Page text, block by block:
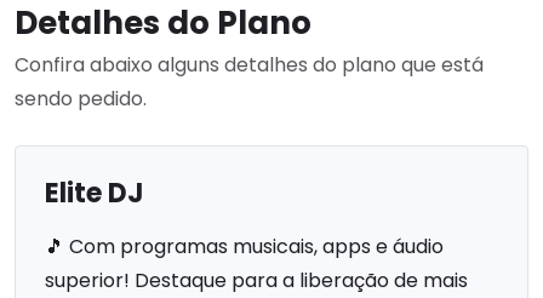
Detalhes do Plano
Confira abaixo alguns detalhes do plano que está
sendo pedido.
Elite DJ
🎵 Com programas musicais, apps e áudio
superior! Destaque para a liberação de mais